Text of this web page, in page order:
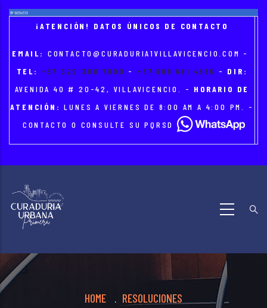
Skip
¡ATENCIÓN! DATOS ÚNICOS DE CONTACTO
EMAIL: CONTACTO@CURADURIA1VILLAVICENCIO.COM -
TEL:
+57 322 300 7000 - +57 608 681 4886 - DIR:
AVENIDA 40 # 20-42, VILLAVICENCIO. - HORARIO DE
ATENCIÓN: LUNES A VIERNES DE 8:00 AM A 4:00 PM. -
CONTACTO O CONSULTE SU PQRSD
Breadcrumb
HOME . RESOLUCIONES